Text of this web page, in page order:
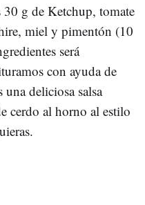
g de Ketchup, tomate
miel y pimentón (10
será
con ayuda de
deliciosa salsa
cerdo al horno al estilo